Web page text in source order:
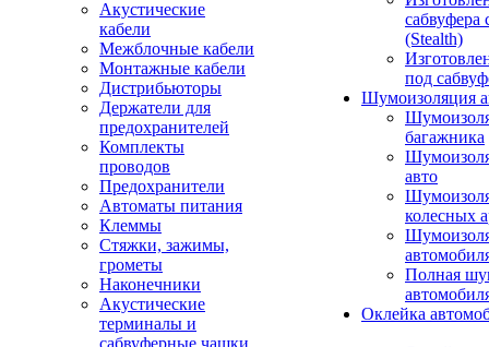
Акустические
кабели
Межблочные кабели
Монтажные кабели
Дистрибьюторы
Держатели для
предохранителей
Комплекты
проводов
Предохранители
Автоматы питания
Клеммы
Стяжки, зажимы,
грометы
Наконечники
Акустические
терминалы и
сабвуферные чашки
сабвуфера
(Stealth)
под
Шумоизоляция
багажника
авто
колесных
Полная
Оклейка